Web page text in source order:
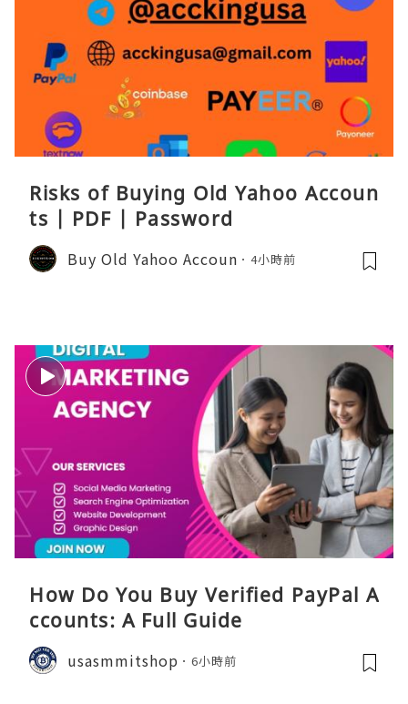
Risks of Buying Old Yahoo Accoun
ts | PDF | Password
Buy Old Yahoo Accoun 4小時前
How Do You Buy Verified PayPal A
ccounts: A Full Guide
usasmmitshop 6小時前